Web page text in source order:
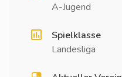
A-Jugend
Spielklasse
Landesliga